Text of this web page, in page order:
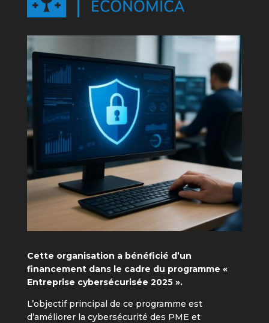
Cette organisation a bénéficié d’un
financement dans le cadre du programme «
Entreprise cybersécurisée 2025 ».
L’objectif principal de ce programme est
d’améliorer la cybersécurité des PME et